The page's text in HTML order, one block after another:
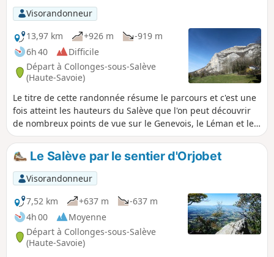
Visorandonneur
13,97 km
+926 m
-919 m
6h 40
Difficile
Départ à Collonges-sous-Salève
(Haute-Savoie)
Le titre de cette randonnée résume le parcours et c'est une
fois atteint les hauteurs du Salève que l'on peut découvrir
de nombreux points de vue sur le Genevois, le Léman et le
massif du Mont Blanc. Attention quelques passages délicats
sont rencontrés entre la Grotte de l'Orjobet (2) et la
Corraterie (4).
Le Salève par le sentier d'Orjobet
Visorandonneur
7,52 km
+637 m
-637 m
4h 00
Moyenne
Départ à Collonges-sous-Salève
(Haute-Savoie)